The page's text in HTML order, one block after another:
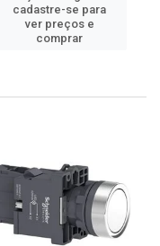
cadastre-se para
ver preços e
comprar